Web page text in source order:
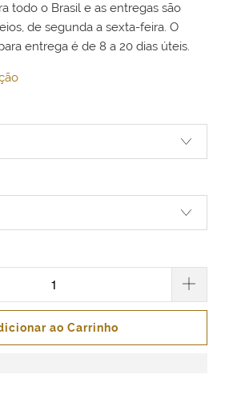
todo o Brasil e as entregas são
de segunda a sexta-feira. O
entrega é de 8 a 20 dias úteis.
ao Carrinho